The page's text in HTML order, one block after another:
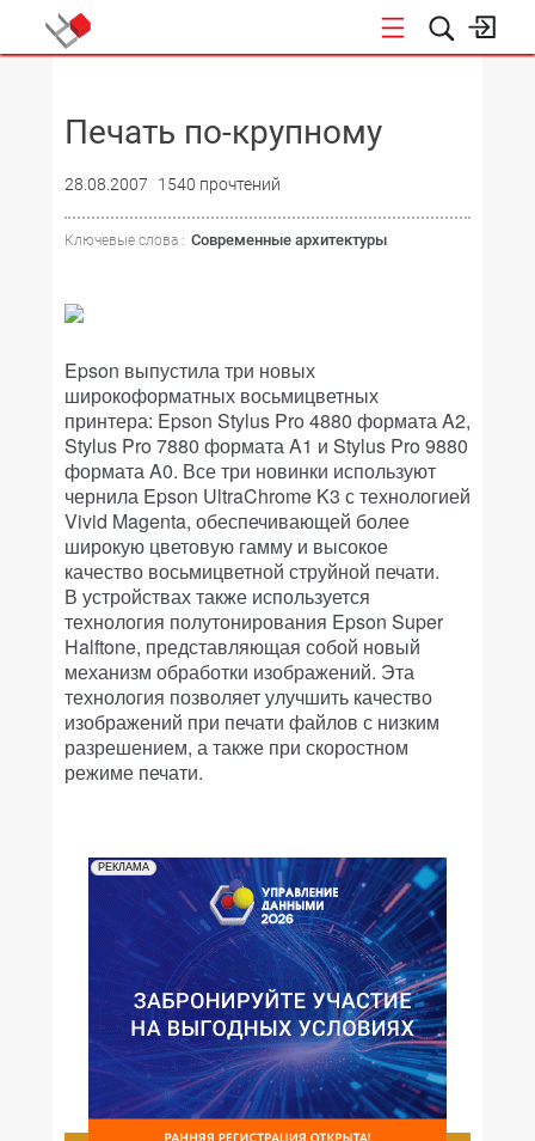
Печать по-крупному
28.08.2007 1540 прочтений
Ключевые слова : Современные архитектуры
Epson выпустила три новых
широкоформатных восьмицветных
принтера: Epson Stylus Pro 4880 формата A2,
Stylus Pro 7880 формата A1 и Stylus Pro 9880
формата A0. Все три новинки используют
чернила Epson UltraChrome K3 с технологией
Vivid Magenta, обеспечивающей более
широкую цветовую гамму и высокое
качество восьмицветной струйной печати.
В устройствах также используется
технология полутонирования Epson Super
Halftone, представляющая собой новый
механизм обработки изображений. Эта
технология позволяет улучшить качество
изображений при печати файлов с низким
разрешением, а также при скоростном
режиме печати.
РЕКЛАМА